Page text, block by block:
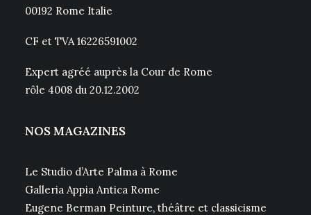
00192 Rome Italie
CF et TVA 16226591002
Expert agréé auprès la Cour de Rome
rôle 4008 du 20.12.2002
NOS MAGAZINES
Le Studio d’Arte Palma à Rome
Galleria Appia Antica Rome
Eugene Berman Peinture, théâtre et classicisme